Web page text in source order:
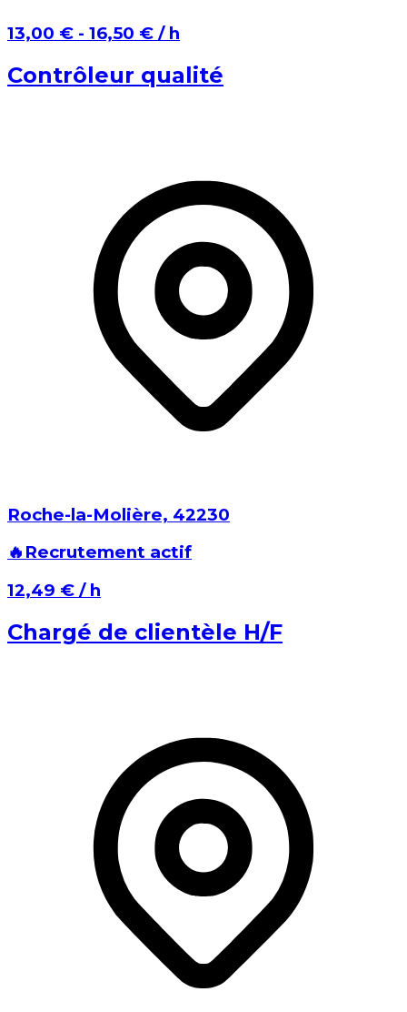
⁨13,00 €⁩ - ⁨16,50 €⁩ / h
Contrôleur qualité
Roche-la-Molière⁩, ⁨42230⁩
🔥 Recrutement actif
⁨12,49 €⁩ / h
Chargé de clientèle H/F